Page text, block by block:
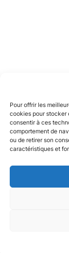
Pour offrir les
cookies pour stocker
consentir à ces
comportement de
ou de retirer son
caractéristiques et